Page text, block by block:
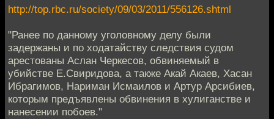
http://top.rbc.ru/society/09/03/2011/556126.shtml
"Ранее по данному уголовному делу были
задержаны и по ходатайству следствия судом
арестованы Аслан Черкесов, обвиняемый в
убийстве Е.Свиридова, а также Акай Акаев, Хасан
Ибрагимов, Нариман Исмаилов и Артур Арсибиев,
которым предъявлены обвинения в хулиганстве и
нанесении побоев."